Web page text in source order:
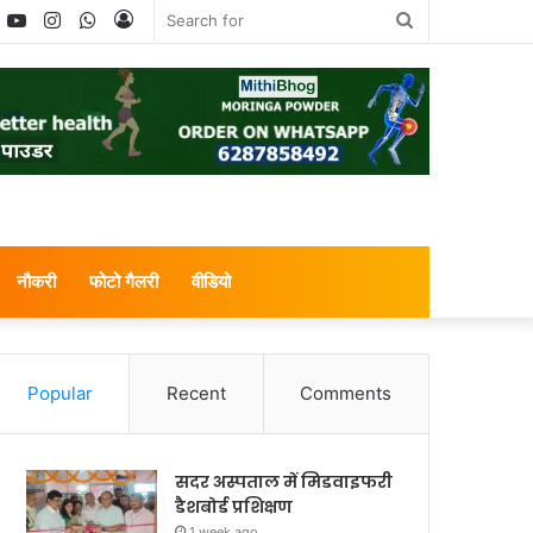
Log
WhatsApp
Instagram
YouTube
नौकरी फोटो गैलरी वीडियो
Popular Recent Comments
सदर अस्पताल में मिडवाइफरी
डैशबोर्ड प्रशिक्षण